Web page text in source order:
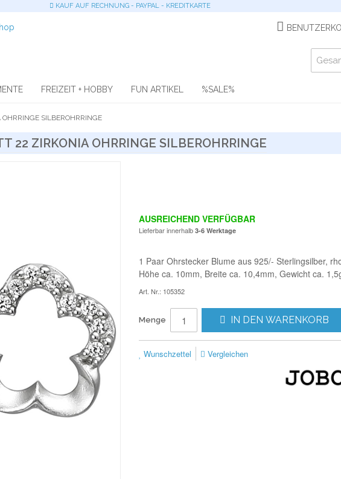
KAUF AUF RECHNUNG - PAYPAL - KREDITKARTE
FREIZEIT + HOBBY FUN ARTIKEL %SALE%
SILBEROHRRINGE
22 ZIRKONIA OHRRINGE SILBEROHRRINGE
AUSREICHEND VERFÜGBAR
Lieferbar innerhalb 3-6 Werktage
1 Paar Ohrstecker Blume aus 925/- Sterlingsilber,
Höhe ca. 10mm, Breite ca. 10,4mm, Gewicht ca.
Art. Nr.: 105352
Menge IN DEN WARENKORB
Wunschzettel Vergleichen